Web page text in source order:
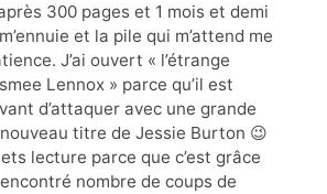
300 pages et 1 mois et demi
et la pile qui m’attend me
J’ai ouvert « l’étrange
Lennox » parce qu’il est
d’attaquer avec une grande
titre de Jessie Burton 😉
lecture parce que c’est grâce
nombre de coups de